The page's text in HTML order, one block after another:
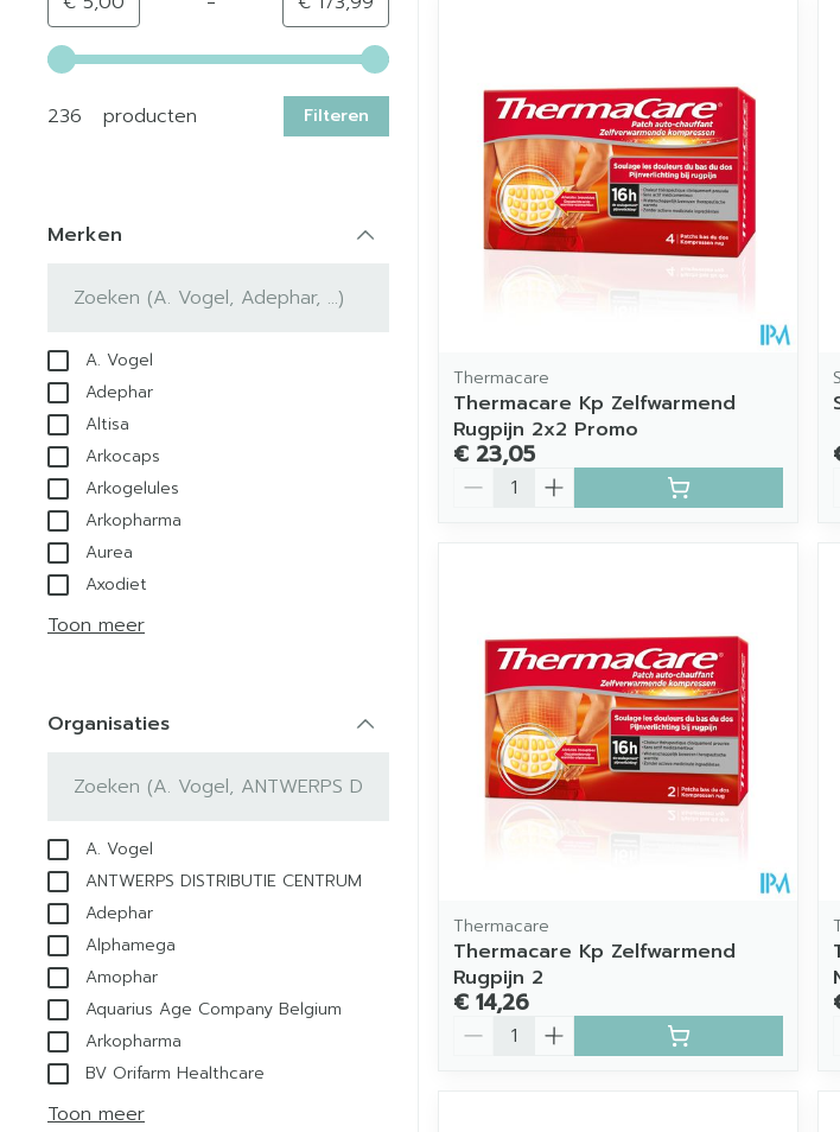
Gebruik de pijltjestoetsen links en rechts om de minimale en maximale prijswaarden
236 producten
Filteren
Merken
A. Vogel
Adephar
Altisa
Arkocaps
Arkogelules
Arkopharma
Aurea
Axodiet
Toon meer
Organisaties
A. Vogel
ANTWERPS DISTRIBUTIE CENTRUM
Adephar
Alphamega
Amophar
Aquarius Age Company Belgium
Arkopharma
BV Orifarm Healthcare
Toon meer
Thermacare
Thermacare Kp Zelfwarmend
Rugpijn 2x2 Promo
€ 23,05
Aantal
Thermacare
Thermacare Kp Zelfwarmend
Rugpijn 2
€ 14,26
Aantal